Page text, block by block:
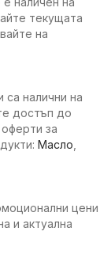
текущата
на
са налични на
достъп до
за
Масло
цени
и актуална